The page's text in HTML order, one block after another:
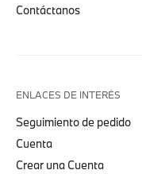
Contáctanos
ENLACES DE INTERÉS
Seguimiento de pedido
Cuenta
Crear una Cuenta